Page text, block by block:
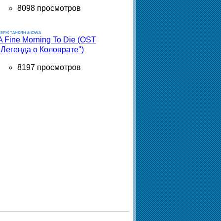
8098 просмотров
ТАНКЯН & IOWA
Fine Morning To Die (OST
о Коловрате")
8197 просмотров